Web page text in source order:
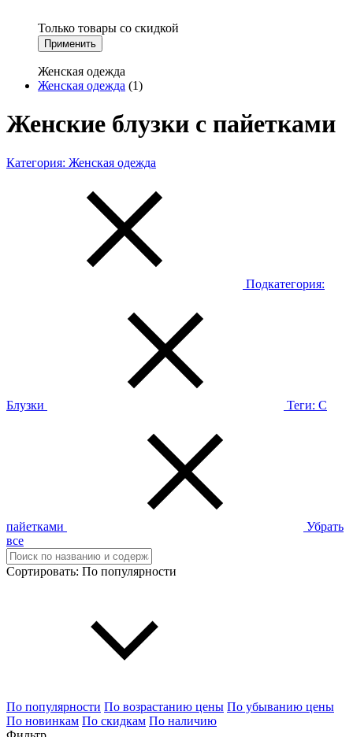
Только товары со скидкой
Применить
Женская одежда
Женская одежда (1)
Женские блузки с пайетками
Категория: Женская одежда
Подкатегория:
Блузки Теги: С
пайетками
Убрать
все
Сортировать: По популярности
По популярности По возрастанию цены По убыванию цены
По новинкам По скидкам По наличию